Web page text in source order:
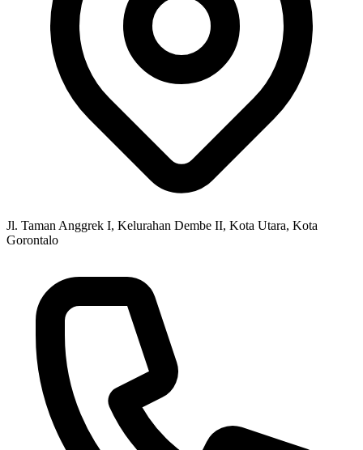
Jl. Taman Anggrek I, Kelurahan Dembe II, Kota Utara, Kota
Gorontalo